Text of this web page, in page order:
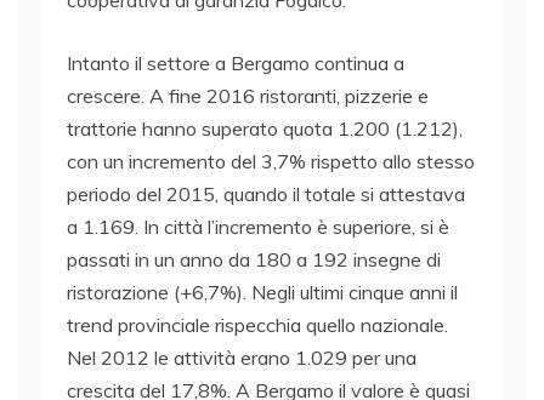
Intanto il settore a Bergamo continua a
crescere. A fine 2016 ristoranti, pizzerie e
trattorie hanno superato quota 1.200 (1.212),
con un incremento del 3,7% rispetto allo stesso
periodo del 2015, quando il totale si attestava
a 1.169. In città l’incremento è superiore, si è
passati in un anno da 180 a 192 insegne di
ristorazione (+6,7%). Negli ultimi cinque anni il
trend provinciale rispecchia quello nazionale.
Nel 2012 le attività erano 1.029 per una
crescita del 17,8%. A Bergamo il valore è quasi